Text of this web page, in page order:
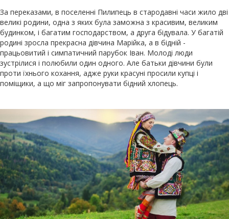
За переказами, в поселенні Пилипець в стародавні часи жило дві
великі родини, одна з яких була заможна з красивим, великим
будинком, і багатим господарством, а друга бідувала. У багатій
родині зросла прекрасна дівчина Марійка, а в бідній -
працьовитий і симпатичний парубок Іван. Молоді люди
зустрілися і полюбили один одного. Але батьки дівчини були
проти їхнього кохання, адже руки красуні просили купці і
поміщики, а що міг запропонувати бідний хлопець.